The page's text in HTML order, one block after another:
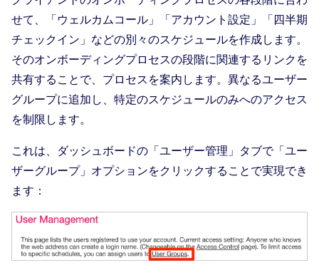
せて、「ウェルカムコール」「アカウント設定」「四半期
チェックイン」などの別々のスケジュールを作成します。
そのオンボーディングプロセスの段階に関連するリンクを
共有することで、プロセスを案内します。異なるユーザー
グループに追加し、特定のスケジュールのみへのアクセス
を制限します。
これは、ダッシュボードの「ユーザー管理」タブで「ユー
ザーグループ」オプションをクリックすることで実現でき
ます：